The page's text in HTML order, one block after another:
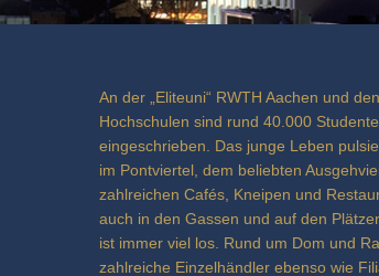
An der „Eliteuni“ RWTH Aachen und
Hochschulen sind rund 40.000
eingeschrieben. Das junge Leben
im Pontviertel, dem beliebten
zahlreichen Cafés, Kneipen und
auch in den Gassen und auf den
ist immer viel los. Rund um Dom und
zahlreiche Einzelhändler ebenso wie